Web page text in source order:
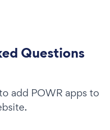
Questions
add POWR apps to